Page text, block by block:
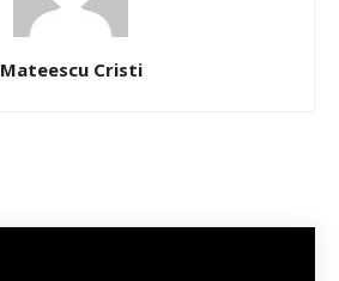
Mateescu Cristi